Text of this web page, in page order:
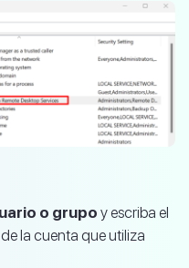
o grupo y escriba el
la cuenta que utiliza